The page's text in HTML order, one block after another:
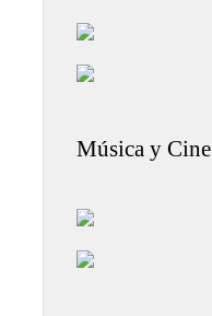
Música y Cine